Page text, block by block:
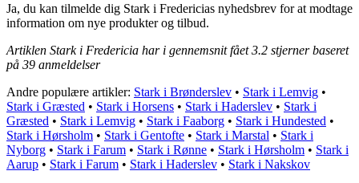
Ja, du kan tilmelde dig Stark i Fredericias nyhedsbrev for at modtage
information om nye produkter og tilbud.
Artiklen Stark i Fredericia har i gennemsnit fået3.2 stjerner baseret
på 39 anmeldelser
Andre populære artikler: Stark i Brønderslev • Stark i Lemvig •
Stark i Græsted • Stark i Horsens • Stark i Haderslev • Stark i
Græsted • Stark i Lemvig • Stark i Faaborg • Stark i Hundested •
Stark i Hørsholm • Stark i Gentofte • Stark i Marstal • Stark i
Nyborg • Stark i Farum • Stark i Rønne • Stark i Hørsholm • Stark i
Aarup • Stark i Farum • Stark i Haderslev • Stark i Nakskov